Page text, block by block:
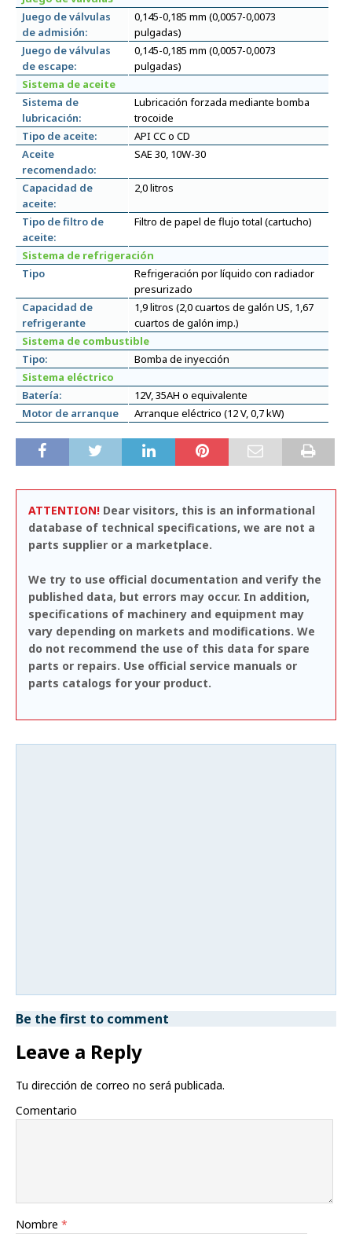
Juego de válvulas
de admisión:
0,145-0,185 mm (0,0057-0,0073
pulgadas)
Juego de válvulas
de escape:
0,145-0,185 mm (0,0057-0,0073
pulgadas)
Sistema de aceite
Sistema de
lubricación:
Lubricación forzada mediante bomba
trocoide
Tipo de aceite:
API CC o CD
Aceite
recomendado:
SAE 30, 10W-30
Capacidad de
aceite:
2,0 litros
Tipo de filtro de
aceite:
Filtro de papel de flujo total (cartucho)
Sistema de refrigeración
Tipo
Refrigeración por líquido con radiador
presurizado
Capacidad de
refrigerante
1,9 litros (2,0 cuartos de galón US, 1,67
cuartos de galón imp.)
Sistema de combustible
Tipo:
Bomba de inyección
Sistema eléctrico
Batería:
12V, 35AH o equivalente
Motor de arranque
Arranque eléctrico (12 V, 0,7 kW)
ATTENTION! Dear visitors, this is an informational
database of technical specifications, we are not a
parts supplier or a marketplace.
We try to use official documentation and verify the
published data, but errors may occur. In addition,
specifications of machinery and equipment may
vary depending on markets and modifications. We
do not recommend the use of this data for spare
parts or repairs. Use official service manuals or
parts catalogs for your product.
Be the first to comment
Leave a Reply
Tu dirección de correo no será publicada.
Comentario
Nombre *